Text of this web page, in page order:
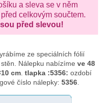
a sleva se v něm
celkovým součtem.
před slevou!
ze speciálních fólií
Nálepku nabízíme ve 48
cm tlapka :5356: ozdobí
číslo nálepky: 5356